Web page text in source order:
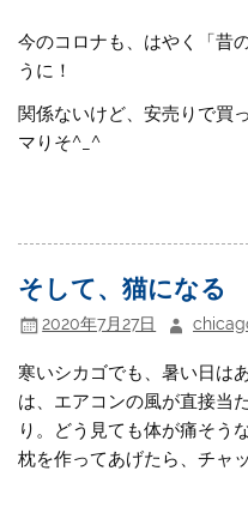
今のコロナも、はやく「昔
うに！
関係ないけど、安売りで買
マりそ^_^
そして、猫になる
2020年7月27日
寒いシカゴでも、暑い日は
は、エアコンの風が直接当
り。どう見ても体が痛そう
枕を作ってあげたら、チャ